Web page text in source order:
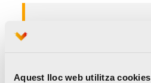
Aquest lloc web utilitza cookies